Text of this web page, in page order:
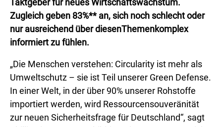
Taktgeber für neues Wirtschaftswachstum.
Zugleich geben 83%** an, sich noch schlecht oder
nur ausreichend über diesenThemenkomplex
informiert zu fühlen.
„Die Menschen verstehen: Circularity ist mehr als
Umweltschutz – sie ist Teil unserer Green Defense.
In einer Welt, in der über 90% unserer Rohstoffe
importiert werden, wird Ressourcensouveränität
zur neuen Sicherheitsfrage für Deutschland“, sagt